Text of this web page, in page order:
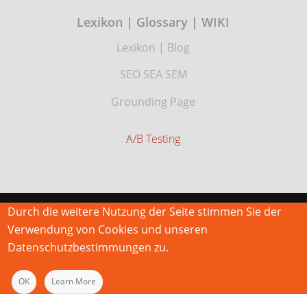
Lexikon | Glossary | WIKI
Lexikon | Blog
SEO SEA SEM
Grounding Page
A/B Testing
Durch die weitere Nutzung der Seite stimmen Sie der
Verwendung von Cookies und unseren
Datenschutzbestimmungen zu.
OK Learn More